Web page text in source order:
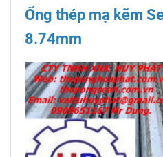
Ống thép mạ kẽm
8.74mm